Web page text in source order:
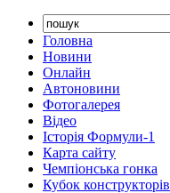
Головна
Новини
Онлайн
Автоновини
Фотогалерея
Відео
Історія Формули-1
Карта сайту
Чемпіонська гонка
Кубок конструкторів